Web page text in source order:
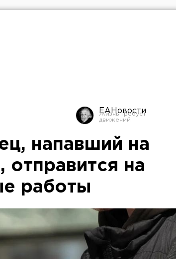
ЕАНовости
напавший на
отправится на
работы